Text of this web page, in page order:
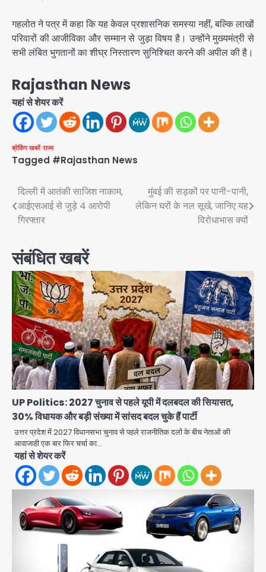
गहलोत ने पत्र में कहा कि यह केवल प्रशासनिक समस्या नहीं, बल्कि लाखों
परिवारों की आजीविका और सम्मान से जुड़ा विषय है। उन्होंने मुख्यमंत्री से
सभी लंबित भुगतानों का शीघ्र निस्तारण सुनिश्चित करने की अपील की है।
Rajasthan News
यहां से शेयर करें
ब्रेकिंग खबरें राज्य
Tagged #Rajasthan News
Post
navigation
दिल्ली में आतंकी साजिश नाकाम,
आईएसआई से जुड़े 4 आरोपी
गिरफ्तार
मुंबई की सड़कों पर पानी-पानी,
लेकिन घरों के नल सूखे, जानिए यह
विरोधाभास क्यों
संबंधित खबरें
UP Politics: 2027 चुनाव से पहले यूपी में दलबदल की सियासत,
30% विधायक और बड़ी संख्या में सांसद बदल चुके हैं पार्टी
उत्तर प्रदेश में 2027 विधानसभा चुनाव से पहले राजनीतिक दलों के बीच नेताओं की
आवाजाही एक बार फिर चर्चा का…
यहां से शेयर करें